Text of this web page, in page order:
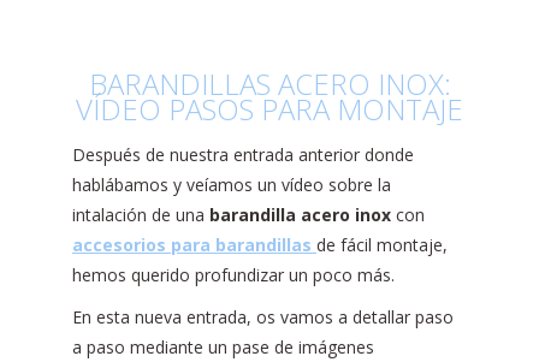
BARANDILLAS ACERO INOX:
VÍDEO PASOS PARA MONTAJE
Después de nuestra entrada anterior donde
hablábamos y veíamos un vídeo sobre la
intalación de una barandilla acero inox con
accesorios para barandillas de fácil montaje,
hemos querido profundizar un poco más.
En esta nueva entrada, os vamos a detallar paso
a paso mediante un pase de imágenes